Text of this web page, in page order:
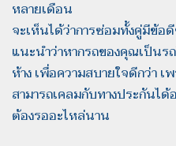
หลายเดือน
จะเห็นได้ว่าการซ่อมทั้งคู่มีข้อ
แนะนำว่าหากรถของคุณเป็น
ห้าง เพื่อความสบายใจดีกว่า เ
สามารถเคลมกับทางประกันไ
ต้องรออะไหล่นาน